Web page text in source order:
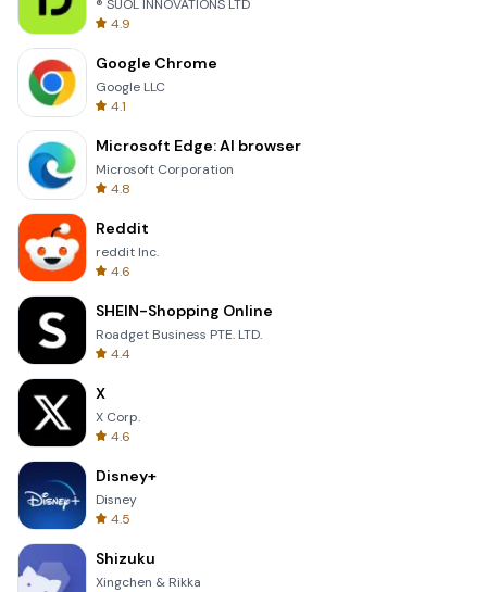
® SUOL INNOVATIONS LTD
4.9
Google Chrome
Google LLC
4.1
Microsoft Edge: AI browser
Microsoft Corporation
4.8
Reddit
reddit Inc.
4.6
SHEIN-Shopping Online
Roadget Business PTE. LTD.
4.4
X
X Corp.
4.6
Disney+
Disney
4.5
Shizuku
Xingchen & Rikka